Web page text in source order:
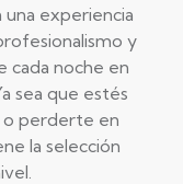
experiencia
y
cada noche en
sea que estés
o perderte en
la selección